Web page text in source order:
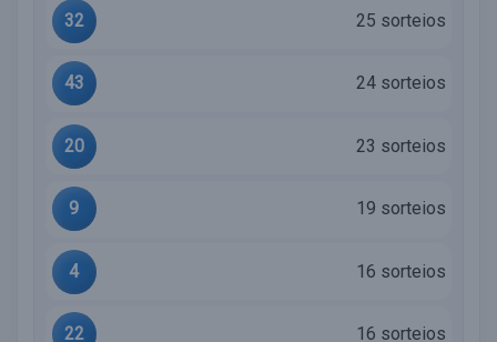
32 25 sorteios
43 24 sorteios
20 23 sorteios
9 19 sorteios
4 16 sorteios
22 16 sorteios